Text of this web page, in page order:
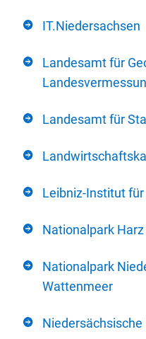
IT.Niedersachsen
Landesamt für
Landesamt für
Leibniz-Institut
Nationalpark Harz
Nationalpark
Wattenmeer